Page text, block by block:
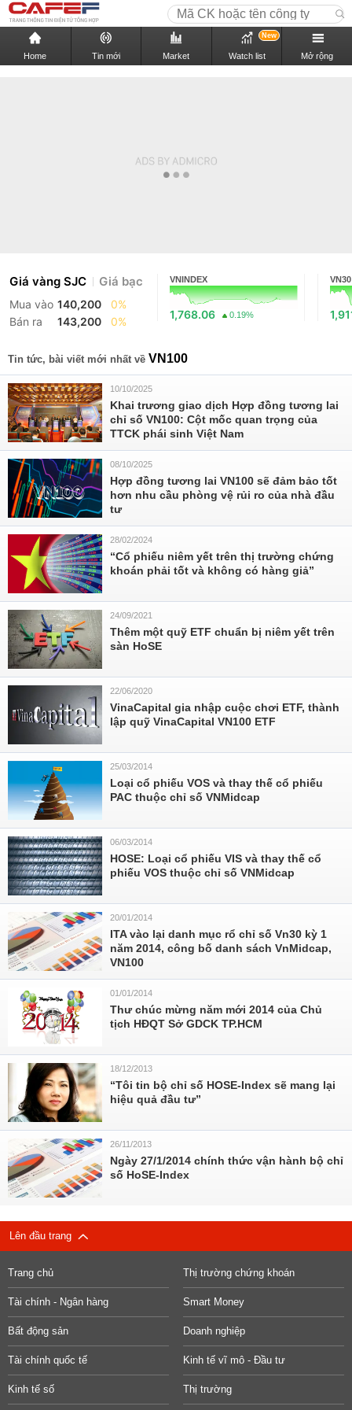
Home Tin mới Market Watch list
New
Mở rộng
Giá vàng SJC Giá bạc
Mua vào 140,200
0%
Bán ra
143,200 0%
VNINDEX
1,768.06 0.19%
VN30
Tin tức, bài viết mới nhất về VN100
10/10/2025
Khai trương giao dịch Hợp đồng tương lai
chỉ số VN100: Cột mốc quan trọng của
TTCK phái sinh Việt Nam
08/10/2025
Hợp đồng tương lai VN100 sẽ đảm bảo tốt
hơn nhu cầu phòng vệ rủi ro của nhà đầu
tư
28/02/2024
“Cổ phiếu niêm yết trên thị trường chứng
khoán phải tốt và không có hàng giả”
24/09/2021
Thêm một quỹ ETF chuẩn bị niêm yết trên
sàn HoSE
22/06/2020
VinaCapital gia nhập cuộc chơi ETF, thành
lập quỹ VinaCapital VN100 ETF
25/03/2014
Loại cổ phiếu VOS và thay thế cổ phiếu
PAC thuộc chỉ số VNMidcap
06/03/2014
HOSE: Loại cổ phiếu VIS và thay thế cổ
phiếu VOS thuộc chỉ số VNMidcap
20/01/2014
ITA vào lại danh mục rổ chỉ số Vn30 kỳ 1
năm 2014, công bố danh sách VnMidcap,
VN100
01/01/2014
Thư chúc mừng năm mới 2014 của Chủ
tịch HĐQT Sở GDCK TP.HCM
18/12/2013
“Tôi tin bộ chỉ số HOSE-Index sẽ mang lại
hiệu quả đầu tư”
26/11/2013
Ngày 27/1/2014 chính thức vận hành bộ chỉ
số HoSE-Index
Lên đầu trang
Trang chủ Thị trường chứng khoán
Tài chính - Ngân hàng Smart Money
Bất động sản Doanh nghiệp
Tài chính quốc tế Kinh tế vĩ mô - Đầu tư
Kinh tế số Thị trường